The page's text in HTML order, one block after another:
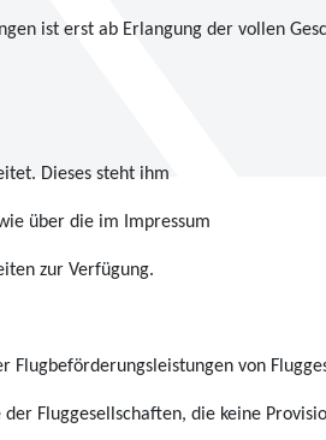
ist erst ab Erlangung der vollen
Dieses steht ihm
über die im Impressum
zur Verfügung.
von
Fluggesellschaften, die keine